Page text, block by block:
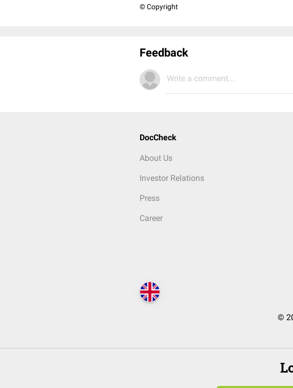
© Copyright
Feedback
Write a comment...
DocCheck
About Us
Investor Relations
Press
Career
©